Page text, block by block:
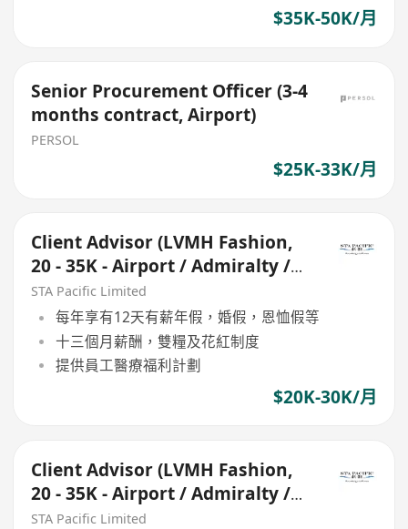
$35K-50K/月
Senior Procurement Officer (3-4
months contract, Airport)
PERSOL
$25K-33K/月
Client Advisor (LVMH Fashion,
20 - 35K - Airport / Admiralty /
Central)
STA Pacific Limited
每年享有12天有薪年假，婚假，恩恤假等
十三個月薪酬，雙糧及花紅制度
提供員工醫療福利計劃
$20K-30K/月
Client Advisor (LVMH Fashion,
20 - 35K - Airport / Admiralty /
Central)
STA Pacific Limited